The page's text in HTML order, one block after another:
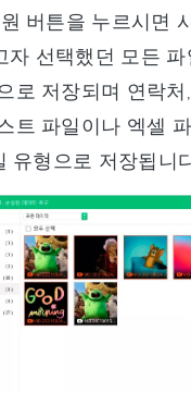
버튼을 누르시면
자 선택했던 모든
로 저장되며 연락
트 파일이나 엑셀 파
유형으로 저장됩니